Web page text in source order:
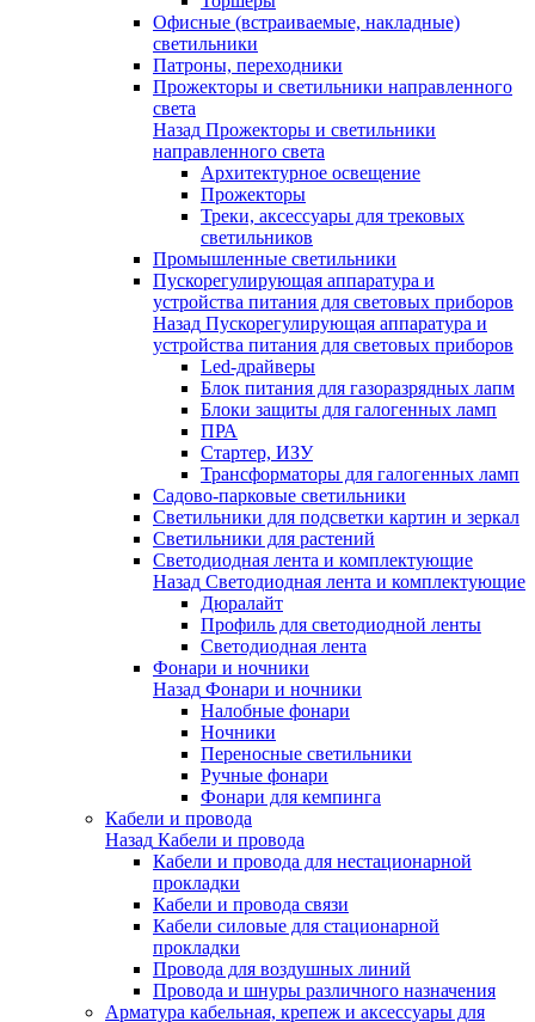
Офисные (встраиваемые, накладные)
светильники
Патроны, переходники
Прожекторы и светильники направленного
света
Назад Прожекторы и светильники
направленного света
Архитектурное освещение
Прожекторы
Треки, аксессуары для трековых
светильников
Промышленные светильники
Пускорегулирующая аппаратура и
устройства питания для световых приборов
Назад Пускорегулирующая аппаратура и
устройства питания для световых приборов
Led-драйверы
Блок питания для газоразрядных лапм
Блоки защиты для галогенных ламп
ПРА
Стартер, ИЗУ
Трансформаторы для галогенных ламп
Садово-парковые светильники
Светильники для подсветки картин и зеркал
Светильники для растений
Светодиодная лента и комплектующие
Назад Светодиодная лента и комплектующие
Дюралайт
Профиль для светодиодной ленты
Светодиодная лента
Фонари и ночники
Назад Фонари и ночники
Налобные фонари
Ночники
Переносные светильники
Ручные фонари
Фонари для кемпинга
Кабели и провода
Назад Кабели и провода
Кабели и провода для нестационарной
прокладки
Кабели и провода связи
Кабели силовые для стационарной
прокладки
Провода для воздушных линий
Провода и шнуры различного назначения
Арматура кабельная, крепеж и аксессуары для